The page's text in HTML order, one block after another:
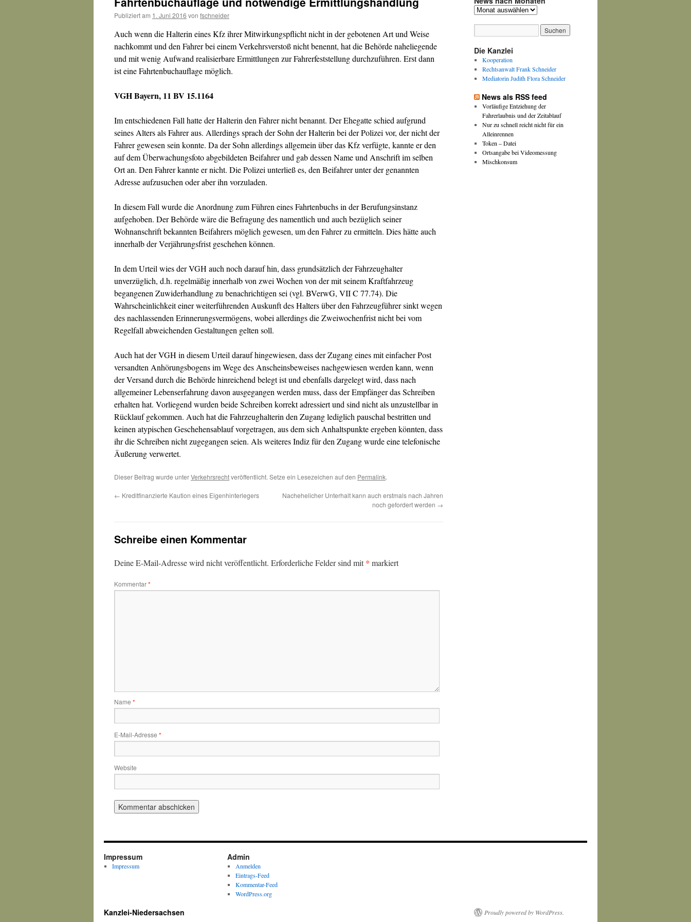
Publiziert am 1. Juni 2016 von fschneider
Auch wenn die Halterin eines Kfz ihrer Mitwirkungspflicht nicht in der gebotenen Art und Weise
nachkommt und den Fahrer bei einem Verkehrsverstoß nicht benennt, hat die Behörde naheliegende
und mit wenig Aufwand realisierbare Ermittlungen zur Fahrerfeststellung durchzuführen. Erst dann
ist eine Fahrtenbuchauflage möglich.
VGH Bayern, 11 BV 15.1164
Im entschiedenen Fall hatte der Halterin den Fahrer nicht benannt. Der Ehegatte schied aufgrund
seines Alters als Fahrer aus. Allerdings sprach der Sohn der Halterin bei der Polizei vor, der nicht der
Fahrer gewesen sein konnte. Da der Sohn allerdings allgemein über das Kfz verfügte, kannte er den
auf dem Überwachungsfoto abgebildeten Beifahrer und gab dessen Name und Anschrift im selben
Ort an. Den Fahrer kannte er nicht. Die Polizei unterließ es, den Beifahrer unter der genannten
Adresse aufzusuchen oder aber ihn vorzuladen.
In diesem Fall wurde die Anordnung zum Führen eines Fahrtenbuchs in der Berufungsinstanz
aufgehoben. Der Behörde wäre die Befragung des namentlich und auch bezüglich seiner
Wohnanschrift bekannten Beifahrers möglich gewesen, um den Fahrer zu ermitteln. Dies hätte auch
innerhalb der Verjährungsfrist geschehen können.
In dem Urteil wies der VGH auch noch darauf hin, dass grundsätzlich der Fahrzeughalter
unverzüglich, d.h. regelmäßig innerhalb von zwei Wochen von der mit seinem Kraftfahrzeug
begangenen Zuwiderhandlung zu benachrichtigen sei (vgl. BVerwG, VII C 77.74). Die
Wahrscheinlichkeit einer weiterführenden Auskunft des Halters über den Fahrzeugführer sinkt wegen
des nachlassenden Erinnerungsvermögens, wobei allerdings die Zweiwochenfrist nicht bei vom
Regelfall abweichenden Gestaltungen gelten soll.
Auch hat der VGH in diesem Urteil darauf hingewiesen, dass der Zugang eines mit einfacher Post
versandten Anhörungsbogens im Wege des Anscheinsbeweises nachgewiesen werden kann, wenn
der Versand durch die Behörde hinreichend belegt ist und ebenfalls dargelegt wird, dass nach
allgemeiner Lebenserfahrung davon ausgegangen werden muss, dass der Empfänger das Schreiben
erhalten hat. Vorliegend wurden beide Schreiben korrekt adressiert und sind nicht als unzustellbar in
Rücklauf gekommen. Auch hat die Fahrzeughalterin den Zugang lediglich pauschal bestritten und
keinen atypischen Geschehensablauf vorgetragen, aus dem sich Anhaltspunkte ergeben könnten, dass
ihr die Schreiben nicht zugegangen seien. Als weiteres Indiz für den Zugang wurde eine telefonische
Äußerung verwertet.
Dieser Beitrag wurde unterVerkehrsrechtveröffentlicht. Setze ein Lesezeichen auf den Permalink.
← Kreditfinanzierte Kaution eines Eigenhinterlegers
Nachehelicher Unterhalt kann auch erstmals nach Jahren
noch gefordert werden →
Schreibe einen Kommentar
Deine E-Mail-Adresse wird nicht veröffentlicht. Erforderliche Felder sind mit* markiert
Kommentar*
Name *
E-Mail-Adresse *
Website
News
Die Kanzlei
Kooperation
Rechtsanwalt Frank Schneider
Mediatorin Judith Flora Schneider
News als RSS feed
Vorläufige Entziehung der
Fahrerlaubnis und der Zeitablauf
Nur zu schnell reicht nicht für ein
Alleinrennen
Token – Datei
Ortsangabe bei Videomessung
Mischkonsum
Impressum
Impressum
Admin
Anmelden
Eintrags-Feed
Kommentar-Feed
WordPress.org
Kanzlei-Niedersachsen Proudly powered by WordPress.